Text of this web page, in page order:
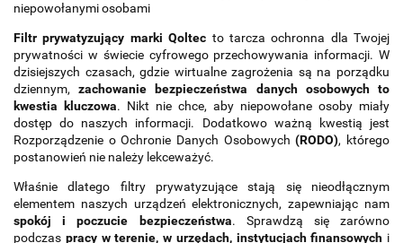
niepowołanymi osobami
Filtr prywatyzujący marki Qoltec to tarcza ochronna dla Twojej
prywatności w świecie cyfrowego przechowywania informacji. W
dzisiejszych czasach, gdzie wirtualne zagrożenia są na porządku
dziennym,zachowanie bezpieczeństwa danych osobowych to
kwestia kluczowa. Nikt nie chce, aby niepowołane osoby miały
dostęp do naszych informacji. Dodatkowo ważną kwestią jest
Rozporządzenie o Ochronie Danych Osobowych(RODO), którego
postanowień nie należy lekceważyć.
Właśnie dlatego filtry prywatyzujące stają się nieodłącznym
elementem naszych urządzeń elektronicznych, zapewniając nam
spokój i poczucie bezpieczeństwa. Sprawdzą się zarówno
podczas pracy w terenie, w urzędach, instytucjach finansowych i